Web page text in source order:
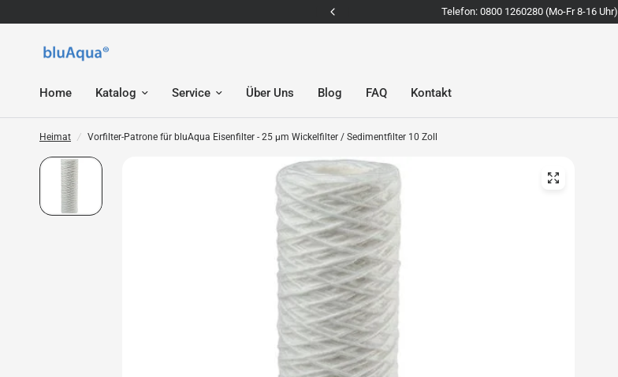
Telefon: 0800 1260280 (Mo-Fr 8-16 Uhr)
Home Katalog Service Über Uns Blog FAQ Kontakt
Heimat / Vorfilter-Patrone für bluAqua Eisenfilter - 25 µm Wickelfilter / Sedimentfilter 10 Zoll